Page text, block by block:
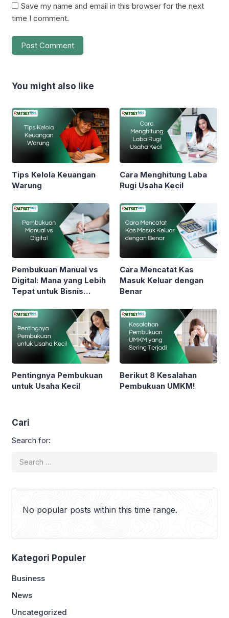
Save my name and email in this browser for the next
time I comment.
You might also like
Tips Kelola Keuangan
Warung
Cara Menghitung Laba
Rugi Usaha Kecil
Pembukuan Manual vs
Digital: Mana yang Lebih
Tepat untuk Bisnis
Cara Mencatat Kas
Masuk Keluar dengan
Benar
Pentingnya Pembukuan
untuk Usaha Kecil
Berikut 8 Kesalahan
Pembukuan UMKM!
Cari
Search for:
No popular posts within this time range.
Kategori Populer
Business
News
Uncategorized